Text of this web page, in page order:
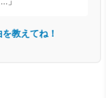
教えてね！